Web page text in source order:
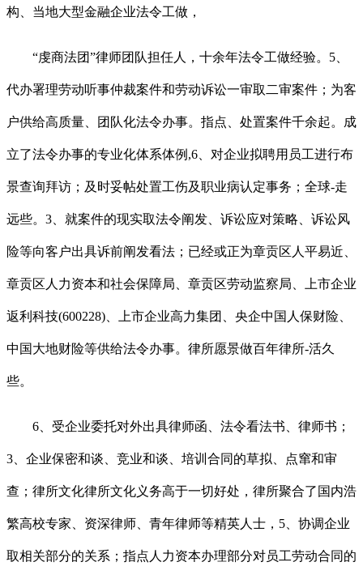
构、当地大型金融企业法令工做，
“虔商法团”律师团队担任人，十余年法令工做经验。5、
代办署理劳动听事仲裁案件和劳动诉讼一审取二审案件；为客
户供给高质量、团队化法令办事。指点、处置案件千余起。成
立了法令办事的专业化体系体例,6、对企业拟聘用员工进行布
景查询拜访；及时妥帖处置工伤及职业病认定事务；全球-走
远些。3、就案件的现实取法令阐发、诉讼应对策略、诉讼风
险等向客户出具诉前阐发看法；已经或正为章贡区人平易近、
章贡区人力资本和社会保障局、章贡区劳动监察局、上市企业
返利科技(600228)、上市企业高力集团、央企中国人保财险、
中国大地财险等供给法令办事。律所愿景做百年律所-活久
些。
6、受企业委托对外出具律师函、法令看法书、律师书；
3、企业保密和谈、竞业和谈、培训合同的草拟、点窜和审
查；律所文化律所文化义务高于一切好处，律所聚合了国内浩
繁高校专家、资深律师、青年律师等精英人士，5、协调企业
取相关部分的关系；指点人力资本办理部分对员工劳动合同的